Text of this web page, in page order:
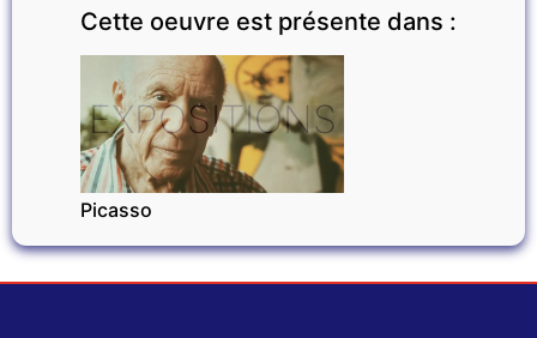
Cette oeuvre est présente dans :
EXPOSITIONS
Picasso